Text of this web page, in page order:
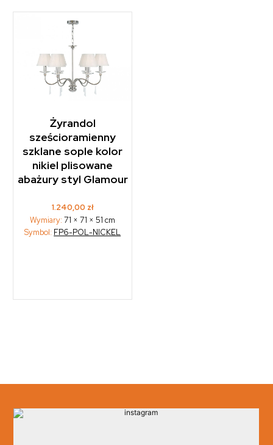
Żyrandol
sześcioramienny
szklane sople kolor
nikiel plisowane
abażury styl Glamour
1.240,00 zł
Wymiary:71 × 71 × 51 cm
Symbol: FP6-POL-NICKEL